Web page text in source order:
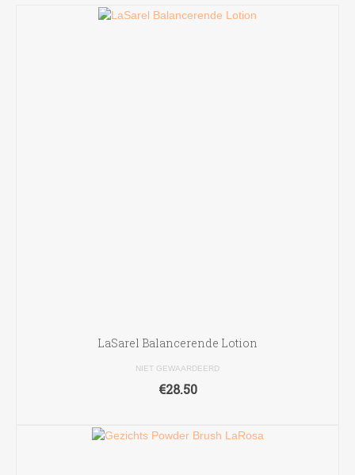
LaSarel Balancerende Lotion
NIET GEWAARDEERD
€28.50